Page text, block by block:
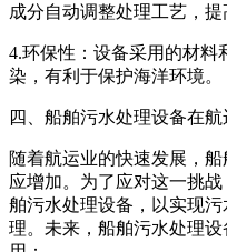
成分自动调整处理工艺，提
4.环保性：设备采用的材料
染，有利于保护海洋环境。
四、船舶污水处理设备在
随着航运业的快速发展，
应增加。为了应对这一挑
舶污水处理设备，以实现
理。未来，船舶污水处理